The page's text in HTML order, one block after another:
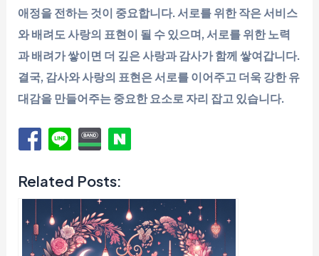
애정을 전하는 것이 중요합니다. 서로를 위한 작은 서비스
와 배려도 사랑의 표현이 될 수 있으며, 서로를 위한 노력
과 배려가 쌓이면 더 깊은 사랑과 감사가 함께 쌓여갑니다.
결국, 감사와 사랑의 표현은 서로를 이어주고 더욱 강한 유
대감을 만들어주는 중요한 요소로 자리 잡고 있습니다.
Related Posts: